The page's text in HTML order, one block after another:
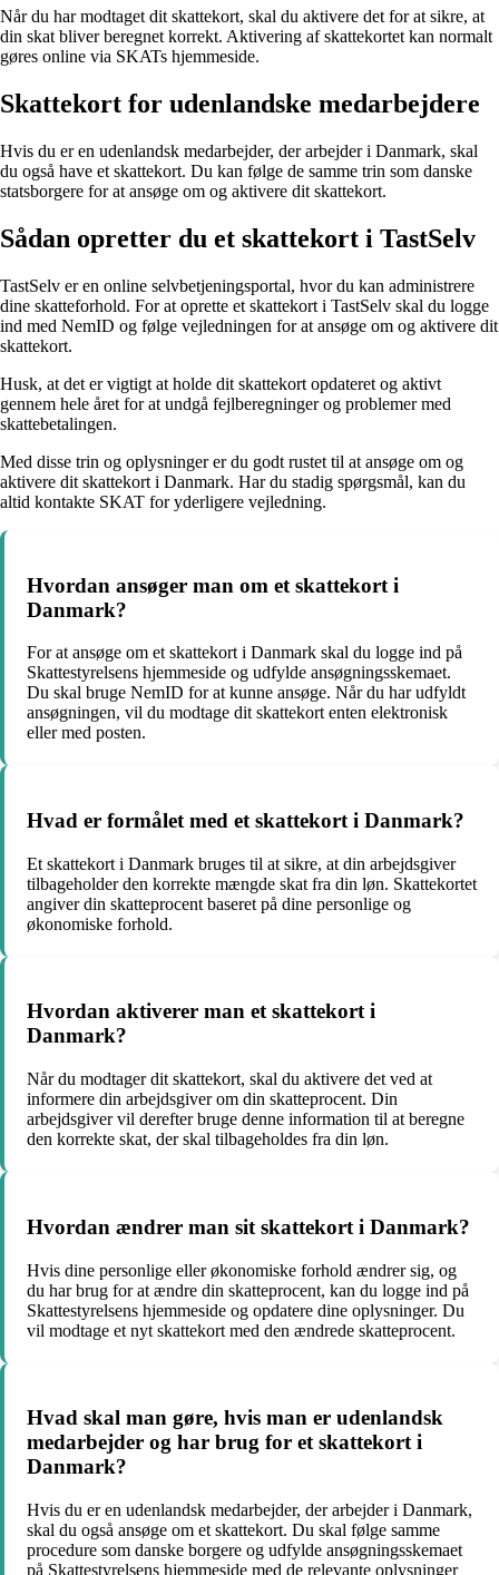
Når du har modtaget dit skattekort, skal du aktivere det for at sikre, at
din skat bliver beregnet korrekt. Aktivering af skattekortet kan normalt
gøres online via SKATs hjemmeside.
Skattekort for udenlandske medarbejdere
Hvis du er en udenlandsk medarbejder, der arbejder i Danmark, skal
du også have et skattekort. Du kan følge de samme trin som danske
statsborgere for at ansøge om og aktivere dit skattekort.
Sådan opretter du et skattekort i TastSelv
TastSelv er en online selvbetjeningsportal, hvor du kan administrere
dine skatteforhold. For at oprette et skattekort i TastSelv skal du logge
ind med NemID og følge vejledningen for at ansøge om og aktivere dit
skattekort.
Husk, at det er vigtigt at holde dit skattekort opdateret og aktivt
gennem hele året for at undgå fejlberegninger og problemer med
skattebetalingen.
Med disse trin og oplysninger er du godt rustet til at ansøge om og
aktivere dit skattekort i Danmark. Har du stadig spørgsmål, kan du
altid kontakte SKAT for yderligere vejledning.
Hvordan ansøger man om et skattekort i
Danmark?
For at ansøge om et skattekort i Danmark skal du logge ind på
Skattestyrelsens hjemmeside og udfylde ansøgningsskemaet.
Du skal bruge NemID for at kunne ansøge. Når du har udfyldt
ansøgningen, vil du modtage dit skattekort enten elektronisk
eller med posten.
Hvad er formålet med et skattekort i Danmark?
Et skattekort i Danmark bruges til at sikre, at din arbejdsgiver
tilbageholder den korrekte mængde skat fra din løn. Skattekortet
angiver din skatteprocent baseret på dine personlige og
økonomiske forhold.
Hvordan aktiverer man et skattekort i
Danmark?
Når du modtager dit skattekort, skal du aktivere det ved at
informere din arbejdsgiver om din skatteprocent. Din
arbejdsgiver vil derefter bruge denne information til at beregne
den korrekte skat, der skal tilbageholdes fra din løn.
Hvordan ændrer man sit skattekort i Danmark?
Hvis dine personlige eller økonomiske forhold ændrer sig, og
du har brug for at ændre din skatteprocent, kan du logge ind på
Skattestyrelsens hjemmeside og opdatere dine oplysninger. Du
vil modtage et nyt skattekort med den ændrede skatteprocent.
Hvad skal man gøre, hvis man er udenlandsk
medarbejder og har brug for et skattekort i
Danmark?
Hvis du er en udenlandsk medarbejder, der arbejder i Danmark,
skal du også ansøge om et skattekort. Du skal følge samme
procedure som danske borgere og udfylde ansøgningsskemaet
på Skattestyrelsens hjemmeside med de relevante oplysninger